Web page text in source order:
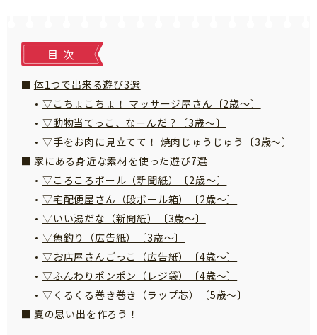
英語
習い事
知育
料理
健康
目次
体1つで出来る遊び3選
▽こちょこちょ！ マッサージ屋さん〔2歳～〕
▽動物当てっこ、なーんだ？〔3歳～〕
▽手をお肉に見立てて！ 焼肉じゅうじゅう〔3歳～〕
家にある身近な素材を使った遊び7選
▽ころころボール（新聞紙）〔2歳～〕
▽宅配便屋さん（段ボール箱）〔2歳～〕
▽いい湯だな（新聞紙）〔3歳～〕
▽魚釣り（広告紙）〔3歳～〕
▽お店屋さんごっこ（広告紙）〔4歳～〕
▽ふんわりポンポン（レジ袋）〔4歳～〕
▽くるくる巻き巻き（ラップ芯）〔5歳～〕
夏の思い出を作ろう！